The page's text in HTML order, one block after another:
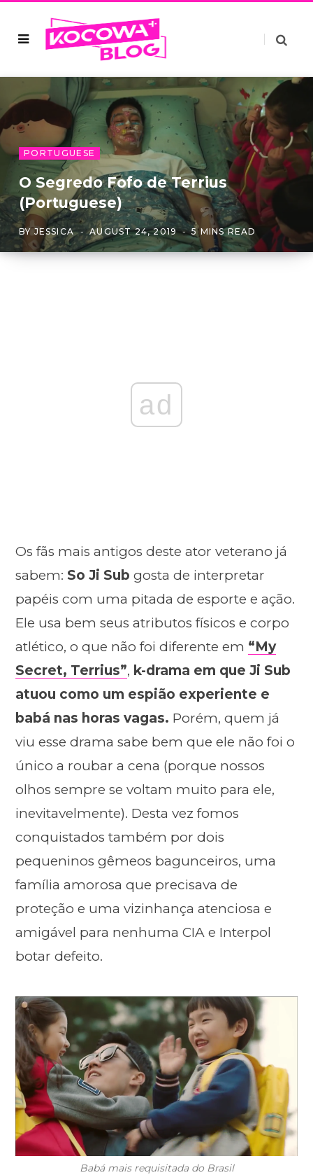
PORTUGUESE
O Segredo Fofo de Terrius
(Portuguese)
BYJESSICA AUGUST 24, 2019 5 MINS READ
ad
Os fãs mais antigos deste ator veterano já
sabem: So Ji Sub gosta de interpretar
papéis com uma pitada de esporte e ação.
Ele usa bem seus atributos físicos e corpo
atlético, o que não foi diferente em “My
Secret, Terrius”, k-drama em que Ji Sub
atuou como um espião experiente e
babá nas horas vagas. Porém, quem já
viu esse drama sabe bem que ele não foi o
único a roubar a cena (porque nossos
olhos sempre se voltam muito para ele,
inevitavelmente). Desta vez fomos
conquistados também por dois
pequeninos gêmeos bagunceiros, uma
família amorosa que precisava de
proteção e uma vizinhança atenciosa e
amigável para nenhuma CIA e Interpol
botar defeito.
Babá mais requisitada do Brasil